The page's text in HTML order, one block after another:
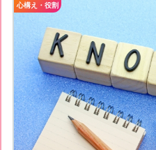
心構え・役割